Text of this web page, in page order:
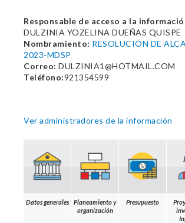
Responsable de acceso a la
DULZINIA YOZELINA DUEÑAS QUISPE
Nombramiento: RESOLUCIÓN DE
2023-MDSP
Correo: DULZINIA1@HOTMAIL.COM
Teléfono:921354599
Ver administradores de la información
Datos generales
Planeamiento y
organización
Presupuesto